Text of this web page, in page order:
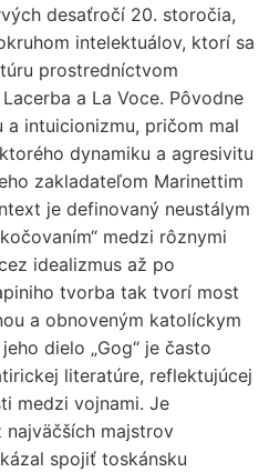
desaťročí 20. storočia,
intelektuálov, ktorí sa
prostredníctvom
a La Voce. Pôvodne
intuicionizmu, pričom mal
dynamiku a agresivitu
zakladateľom Marinettim
je definovaný neustálym
medzi rôznymi
idealizmus až po
tvorba tak tvorí most
a obnoveným katolíckym
dielo „Gog“ je často
literatúre, reflektujúcej
medzi vojnami. Je
najväčších majstrov
spojiť toskánsku